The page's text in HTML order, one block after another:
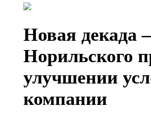
Новая декада
Норильского
улучшении
компании